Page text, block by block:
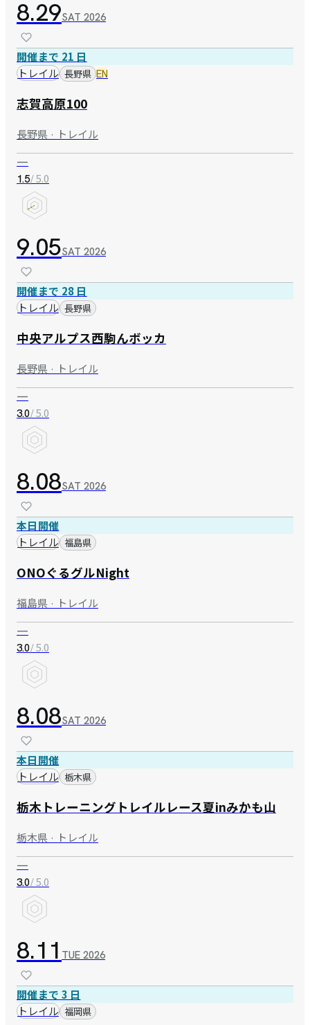
8.29SAT 2026
開催まで 21 日
トレイル 長野県 EN
志賀高原100
長野県 · トレイル
—
1.5/ 5.0
9.05SAT 2026
開催まで 28 日
トレイル 長野県
中央アルプス西駒んボッカ
長野県 · トレイル
—
3.0/ 5.0
8.08SAT 2026
本日開催
トレイル 福島県
ONOぐるグルNight
福島県 · トレイル
—
3.0/ 5.0
8.08SAT 2026
本日開催
トレイル 栃木県
栃木トレーニングトレイルレース夏inみかも山
栃木県 · トレイル
—
3.0/ 5.0
8.11 TUE 2026
開催まで 3 日
トレイル 福岡県